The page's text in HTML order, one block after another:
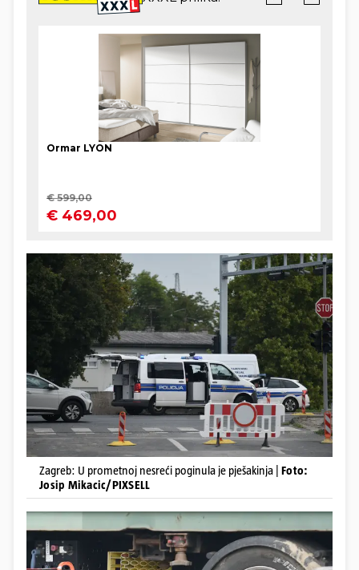
Zagreb: U prometnoj nesreći poginula je pješakinja | Foto:
Josip Mikacic/PIXSELL